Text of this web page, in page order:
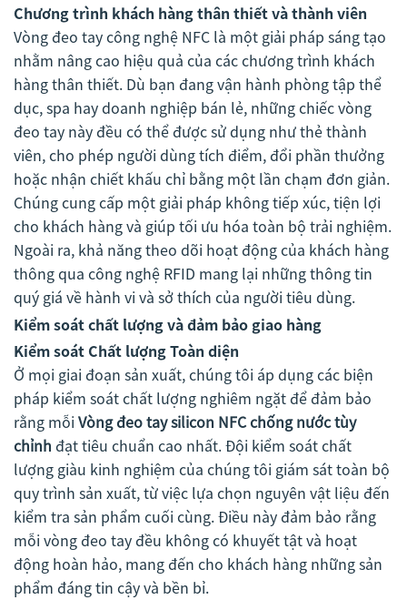
Chương trình khách hàng thân thiết và thành viên
Vòng đeo tay công nghệ NFC là một giải pháp sáng tạo
nhằm nâng cao hiệu quả của các chương trình khách
hàng thân thiết. Dù bạn đang vận hành phòng tập thể
dục, spa hay doanh nghiệp bán lẻ, những chiếc vòng
đeo tay này đều có thể được sử dụng như thẻ thành
viên, cho phép người dùng tích điểm, đổi phần thưởng
hoặc nhận chiết khấu chỉ bằng một lần chạm đơn giản.
Chúng cung cấp một giải pháp không tiếp xúc, tiện lợi
cho khách hàng và giúp tối ưu hóa toàn bộ trải nghiệm.
Ngoài ra, khả năng theo dõi hoạt động của khách hàng
thông qua công nghệ RFID mang lại những thông tin
quý giá về hành vi và sở thích của người tiêu dùng.
Kiểm soát chất lượng và đảm bảo giao hàng
Kiểm soát Chất lượng Toàn diện
Ở mọi giai đoạn sản xuất, chúng tôi áp dụng các biện
pháp kiểm soát chất lượng nghiêm ngặt để đảm bảo
rằng mỗi Vòng đeo tay silicon NFC chống nước tùy
chỉnh đạt tiêu chuẩn cao nhất. Đội kiểm soát chất
lượng giàu kinh nghiệm của chúng tôi giám sát toàn bộ
quy trình sản xuất, từ việc lựa chọn nguyên vật liệu đến
kiểm tra sản phẩm cuối cùng. Điều này đảm bảo rằng
mỗi vòng đeo tay đều không có khuyết tật và hoạt
động hoàn hảo, mang đến cho khách hàng những sản
phẩm đáng tin cậy và bền bỉ.